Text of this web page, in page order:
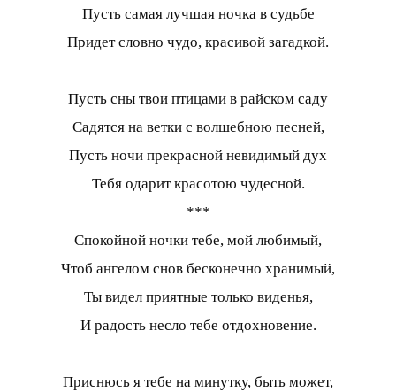
Пусть самая лучшая ночка в судьбе
Придет словно чудо, красивой загадкой.
Пусть сны твои птицами в райском саду
Садятся на ветки с волшебною песней,
Пусть ночи прекрасной невидимый дух
Тебя одарит красотою чудесной.
***
Спокойной ночки тебе, мой любимый,
Чтоб ангелом снов бесконечно хранимый,
Ты видел приятные только виденья,
И радость несло тебе отдохновение.
Приснюсь я тебе на минутку, быть может,